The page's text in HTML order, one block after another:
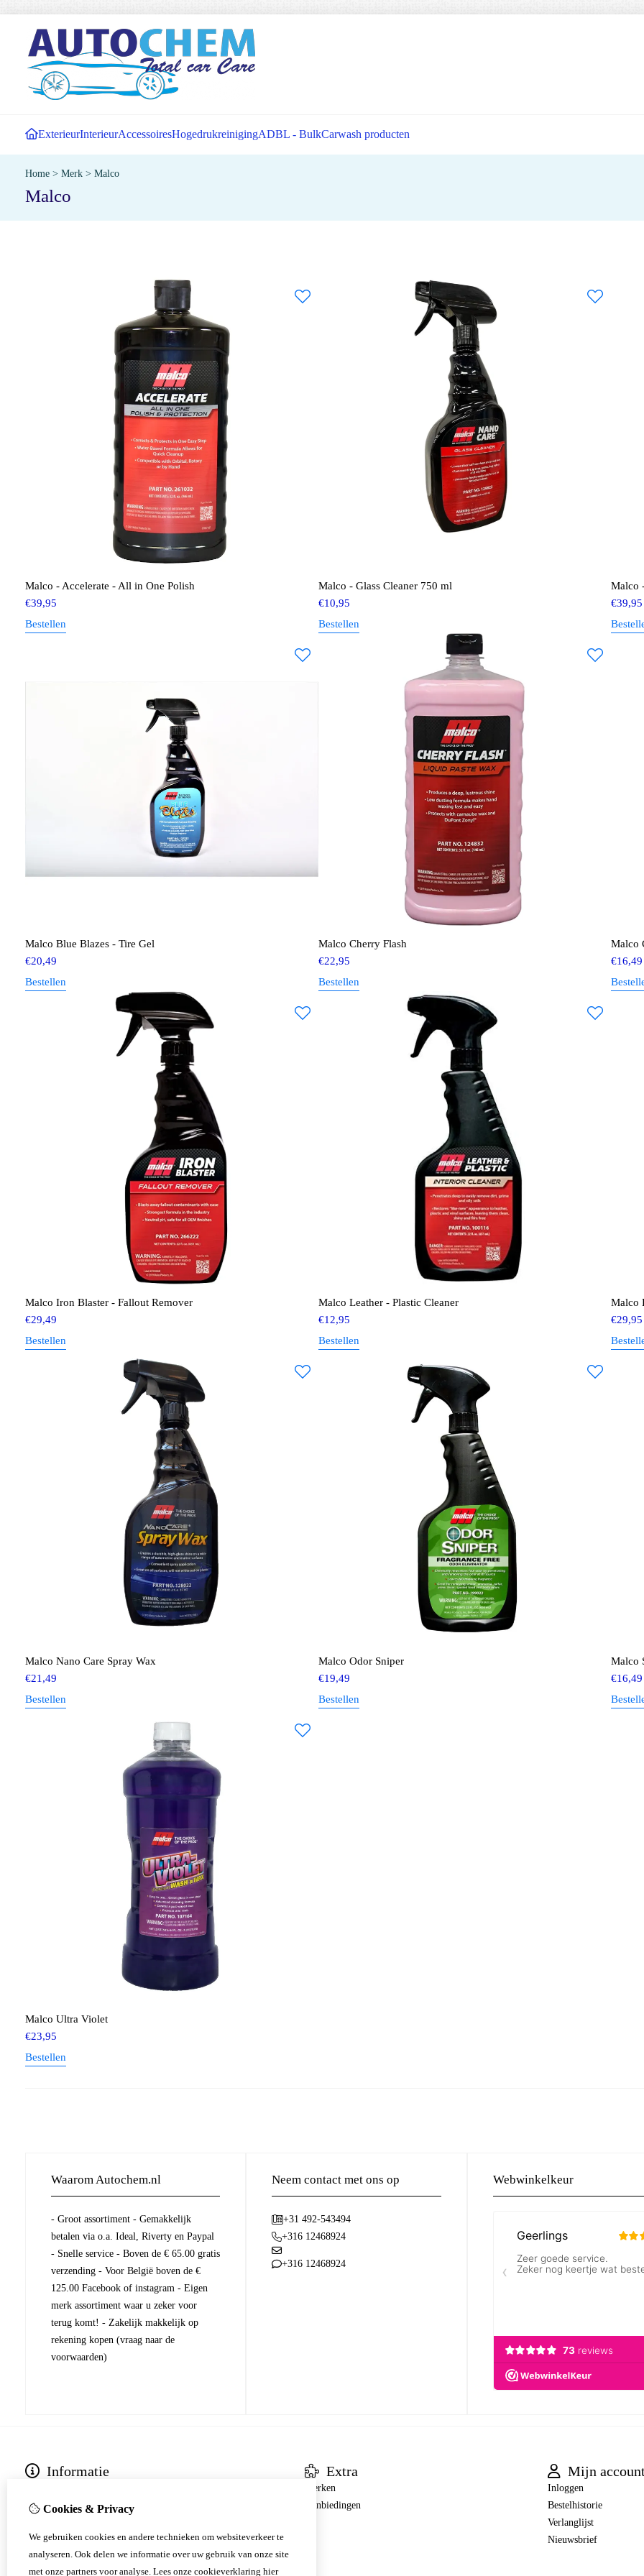
ExterieurInterieurAccessoiresHogedrukreinigingADBL - BulkCarwash producten
Home > Merk > Malco
Malco
Malco - Accelerate - All in One Polish
€39,95
Bestellen
Malco - Glass Cleaner 750 ml
€10,95
Bestellen
Malco
€39,95
Malco Blue Blazes - Tire Gel
€20,49
Bestellen
Malco Cherry Flash
€22,95
Bestellen
Malco
€16,49
Malco Iron Blaster - Fallout Remover
€29,49
Bestellen
Malco Leather - Plastic Cleaner
€12,95
Bestellen
Malco
€29,95
Malco Nano Care Spray Wax
€21,49
Bestellen
Malco Odor Sniper
€19,49
Bestellen
Malco
€16,49
Malco Ultra Violet
€23,95
Bestellen
Waarom Autochem.nl
- Groot assortiment - Gemakkelijk
betalen via o.a. Ideal, Riverty en Paypal
- Snelle service - Boven de € 65.00 gratis
verzending - Voor België boven de €
125.00 Facebook of instagram - Eigen
merk assortiment waar u zeker voor
terug komt! - Zakelijk makkelijk op
rekening kopen (vraag naar de
voorwaarden)
Neem contact met ons op
+31 492-543494
+316 12468924
+316 12468924
Webwinkelkeur
Informatie
Ruilen/Retourneren
Verzenden en bezorgen
Contact gegevens
Extra
Merken
Aanbiedingen
Mijn
Inloggen
Bestelhistorie
Verlanglijst
Nieuwsbrief
Cookies & Privacy
We gebruiken cookies en andere technieken om websiteverkeer te
analyseren. Ook delen we informatie over uw gebruik van onze site
met onze partners voor analyse. Lees onze cookieverklaring hier